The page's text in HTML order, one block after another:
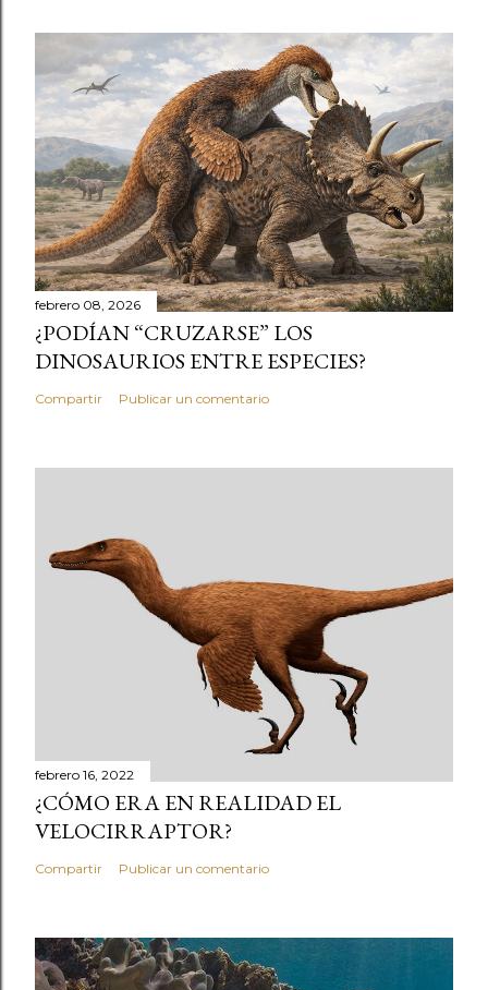
febrero 08, 2026
¿PODÍAN “CRUZARSE” LOS
DINOSAURIOS ENTRE ESPECIES?
Compartir Publicar un comentario
febrero 16, 2022
¿CÓMO ERA EN REALIDAD EL
VELOCIRRAPTOR?
Compartir Publicar un comentario